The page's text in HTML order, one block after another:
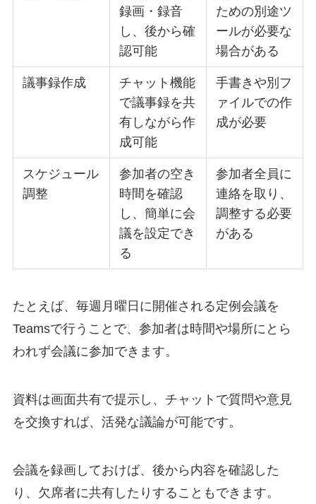
録画・録音
し、後から確
認可能
ための別途ツ
ールが必要な
場合がある
議事録作成
チャット機能
で議事録を共
有しながら作
成可能
手書きや別フ
ァイルでの作
成が必要
スケジュール
調整
参加者の空き
時間を確認
し、簡単に会
議を設定でき
る
参加者全員に
連絡を取り、
調整する必要
がある
たとえば、毎週月曜日に開催される定例会議を
Teamsで行うことで、参加者は時間や場所にとら
われず会議に参加できます。
資料は画面共有で提示し、チャットで質問や意見
を交換すれば、活発な議論が可能です。
会議を録画しておけば、後から内容を確認した
り、欠席者に共有したりすることもできます。